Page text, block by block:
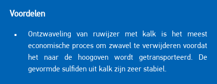
Voordelen
Ontzwaveling van ruwijzer met kalk is het meest
economische proces om zwavel te verwijderen voordat
het naar de hoogoven wordt getransporteerd. De
gevormde sulfiden uit kalk zijn zeer stabiel.